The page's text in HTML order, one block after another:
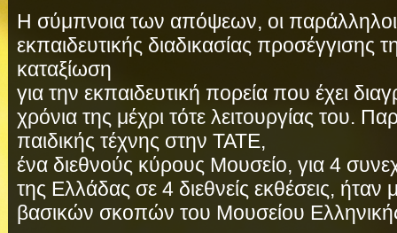
Η σύμπνοια των απόψεων, οι παράλληλοι
εκπαιδευτικής διαδικασίας προσέγγισης
καταξίωση
για την εκπαιδευτική πορεία που έχει
χρόνια της μέχρι τότε λειτουργίας του.
παιδικής τέχνης στην ΤΑΤΕ,
ένα διεθνούς κύρους Μουσείο, για 4
της Ελλάδας σε 4 διεθνείς εκθέσεις,
βασικών σκοπών του Μουσείου